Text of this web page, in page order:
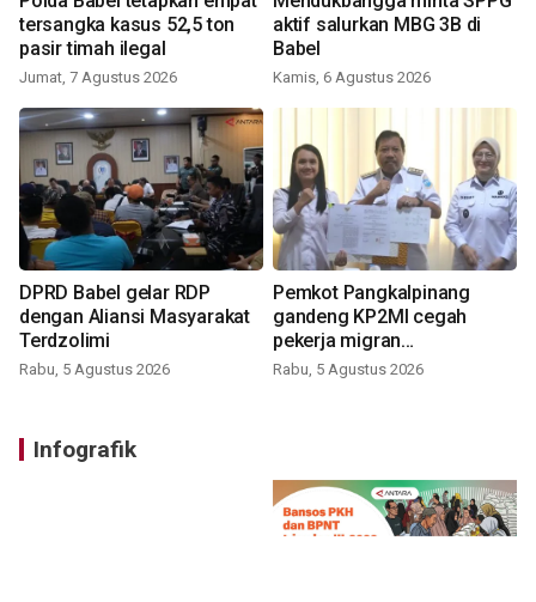
tersangka kasus 52,5 ton
pasir timah ilegal
Jumat, 7 Agustus 2026
aktif salurkan MBG 3B di
Babel
Kamis, 6 Agustus 2026
DPRD Babel gelar RDP
dengan Aliansi Masyarakat
Terdzolimi
Rabu, 5 Agustus 2026
Pemkot Pangkalpinang
gandeng KP2MI cegah
pekerja migran
nonprosedural
Rabu, 5 Agustus 2026
Infografik